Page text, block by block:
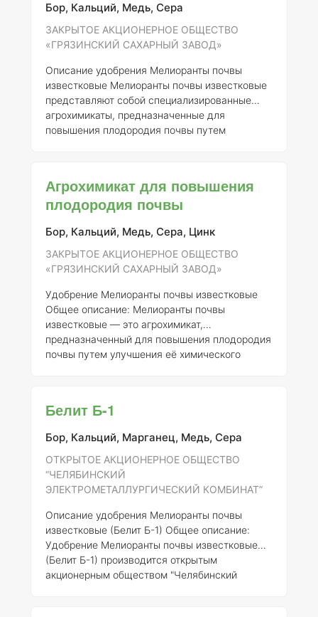
микроэлементов.Состав элементов:
концентрация элементов могут варьироваться
в зависимости от конкретной партии
Бор, Кальций, Медь, Сера
ЗАКРЫТОЕ АКЦИОНЕРНОЕ ОБЩЕСТВО
«ГРЯЗИНСКИЙ САХАРНЫЙ ЗАВОД»
Описание удобрения Мелиоранты почвы
известковыеМелиоранты почвы известковые
представляют собой специализированные
агрохимикаты, предназначенные для
повышения плодородия почвы путем
кислотности почвы, что способствует
улучшению условий для роста растений и
веществ.Регистрационная информация
Название: Мелиоранты почвы известковые -
Регистрант: Закрытое акцио
Агрохимикат для повышения
плодородия почвы
Бор, Кальций, Медь, Сера, Цинк
ЗАКРЫТОЕ АКЦИОНЕРНОЕ ОБЩЕСТВО
«ГРЯЗИНСКИЙ САХАРНЫЙ ЗАВОД»
Удобрение Мелиоранты почвы известковые
Общее описание: Мелиоранты почвы
известковые — это агрохимикат,
предназначенный для повышения плодородия
почвы путем улучшения её химического
обогащение её кальцием, что способствует
Регистрационные данные:- Регистрант:
Закрытое акционерное общество «Грязинский
сахарный завод» - Номер регистрации: 688-
12-3099-1Состав и концентрация:Со
Белит Б-1
Бор, Кальций, Марганец, Медь, Сера
ОТКРЫТОЕ АКЦИОНЕРНОЕ ОБЩЕСТВО
“ЧЕЛЯБИНСКИЙ
ЭЛЕКТРОМЕТАЛЛУРГИЧЕСКИЙ КОМБИНАТ”
Описание удобрения Мелиоранты почвы
известковые (Белит Б-1) Общее описание:
Удобрение Мелиоранты почвы известковые
(Белит Б-1) производится открытым
акционерным обществом "Челябинский